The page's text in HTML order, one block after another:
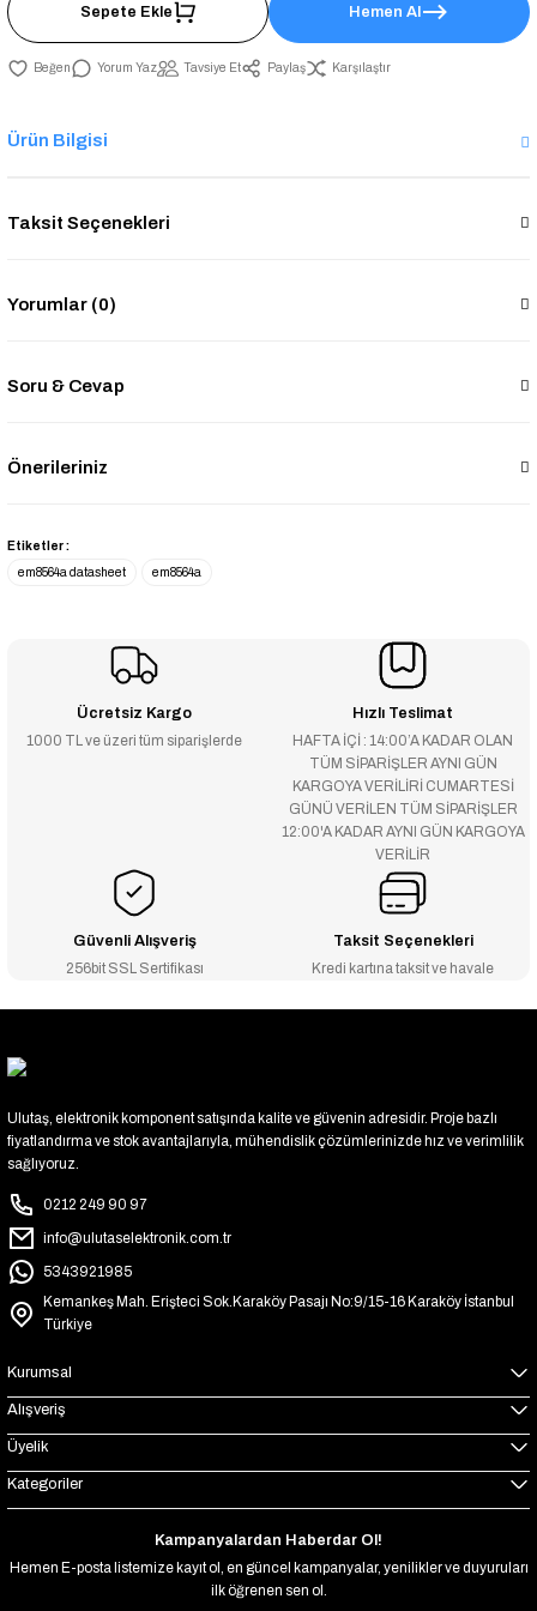
Sepete Ekle Hemen Al
Yorum Yaz Tavsiye Et Paylaş Karşılaştır
Ürün Bilgisi
Taksit Seçenekleri
Yorumlar (0)
Soru & Cevap
Önerileriniz
Etiketler :
em8564a datasheet
em8564a
Ücretsiz Kargo
1000 TL ve üzeri tüm siparişlerde
Hızlı Teslimat
HAFTA İÇİ : 14:00’A KADAR OLAN
TÜM SİPARİŞLER AYNI GÜN
KARGOYA VERİLİRİ CUMARTESİ
GÜNÜ VERİLEN TÜM SİPARİŞLER
12:00'A KADAR AYNI GÜN KARGOYA
VERİLİR
Güvenli Alışveriş
256bit SSL Sertifikası
Taksit Seçenekleri
Kredi kartına taksit ve havale
Ulutaş, elektronik komponent satışında kalite ve güvenin adresidir. Proje bazlı
fiyatlandırma ve stok avantajlarıyla, mühendislik çözümlerinizde hız ve verimlilik
sağlıyoruz.
0212 249 90 97
info@ulutaselektronik.com.tr
5343921985
Kemankeş Mah. Erişteci Sok.Karaköy Pasajı No:9/15-16 Karaköy İstanbul
Türkiye
Kurumsal
Alışveriş
Üyelik
Kategoriler
Kampanyalardan Haberdar Ol!
Hemen E-posta listemize kayıt ol, en güncel kampanyalar, yenilikler ve duyuruları
ilk öğrenen sen ol.